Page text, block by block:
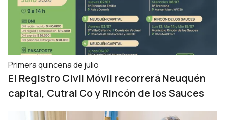
Primera quincena de julio
El Registro Civil Móvil recorrerá Neuquén
capital, Cutral Co y Rincón de los Sauces